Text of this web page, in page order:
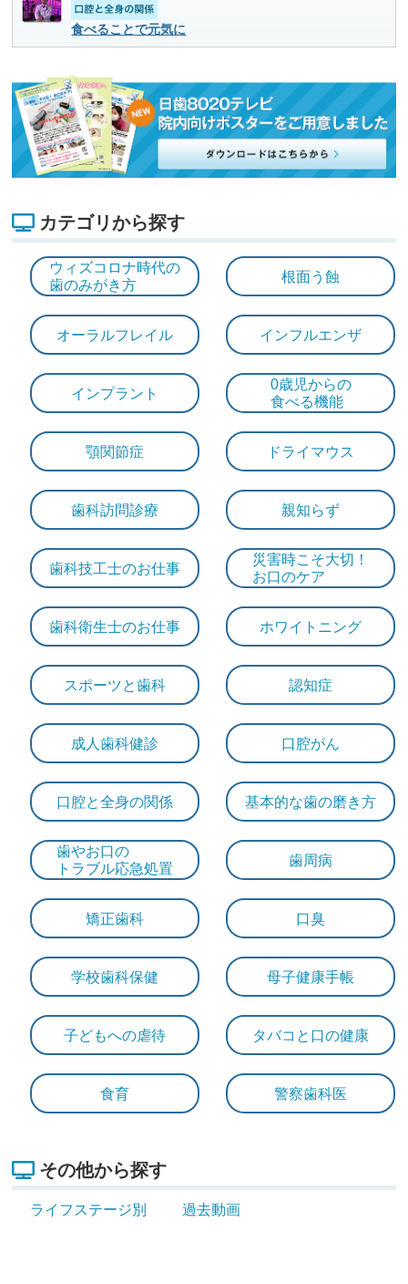
食べることで元気に
カテゴリから探す
ウィズコロナ時代の
歯のみがき方
根面う蝕
オーラルフレイル インフルエンザ
インプラント
0歳児からの
食べる機能
顎関節症 ドライマウス
歯科訪問診療 親知らず
歯科技工士のお仕事
災害時こそ大切！
お口のケア
歯科衛生士のお仕事 ホワイトニング
スポーツと歯科 認知症
成人歯科健診 口腔がん
口腔と全身の関係 基本的な歯の磨き方
歯やお口の
トラブル応急処置
歯周病
矯正歯科 口臭
学校歯科保健 母子健康手帳
子どもへの虐待 タバコと口の健康
食育 警察歯科医
その他から探す
ライフステージ別 過去動画